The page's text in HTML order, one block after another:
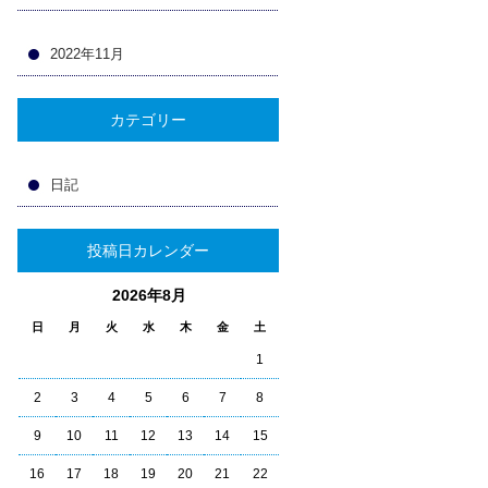
2022年11月
カテゴリー
日記
投稿日カレンダー
2026年8月
日 月 火 水 木 金 土
1
2 3 4 5 6 7 8
9 10 11 12 13 14 15
16 17 18 19 20 21 22